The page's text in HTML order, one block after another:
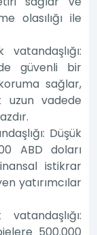
olasılığı ile
güvenli bir
sağlar,
vadede
Düşük
ABD doları
istikrar
yatırımcılar
500.000